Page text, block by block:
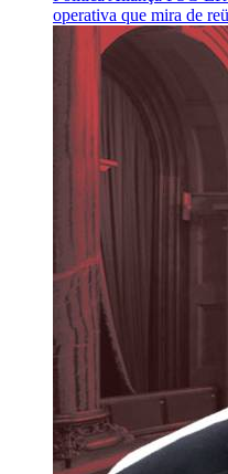
operativa que mira de